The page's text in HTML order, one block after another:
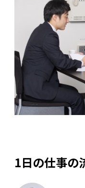
1日の仕事の